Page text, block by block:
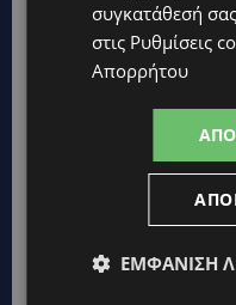
ΣΥΛΛΗΨΕΙΣ: 161 οδηγοί
– Η παράβαση που
ΓΕΝΕΘΛΙΟΣ ΗΜΕΡΑ: Η
άνθρωποι και οι στιγμές
ΕΛΕΝΑ ΑΝΤΩΝΙΑΔΟΥ:
συγκατάθεσή
στις Ρυθμίσεις
Απορρήτου
ΕΜΦΆΝΙΣΗ